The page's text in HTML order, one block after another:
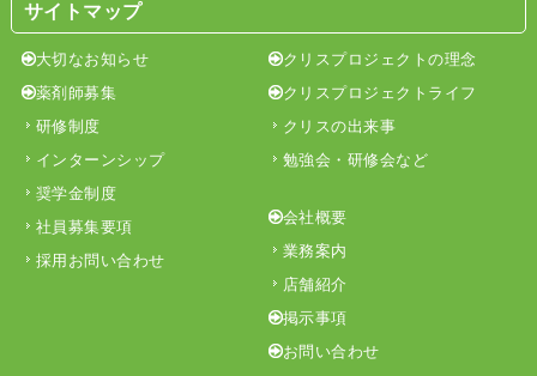
サイトマップ
大切なお知らせ
薬剤師募集
研修制度
インターンシップ
奨学金制度
社員募集要項
採用お問い合わせ
クリスプロジェクトの理念
クリスプロジェクトライフ
クリスの出来事
勉強会・研修会など
会社概要
業務案内
店舗紹介
掲示事項
お問い合わせ